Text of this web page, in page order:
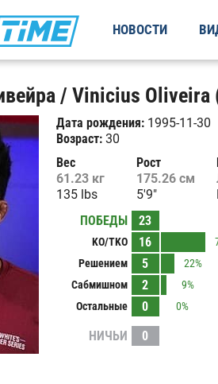
НОВОСТИ
/ Vinicius Oliveira
Дата рождения:1995-11-30
Возраст:30
Вес
61.23 кг
135 lbs
Рост
175.26 см
5'9"
ПОБЕДЫ
23
KO/TKO 16
Решением
5
22%
Сабмишном
2
9%
Остальные
0 0%
НИЧЬИ 0